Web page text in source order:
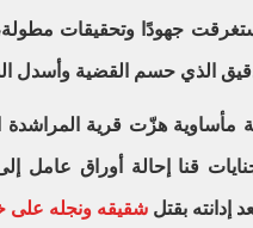
جهودًا وتحقيقات
الذي حسم القضية وأسدل
مأساوية هزّت قرية المراشدة
قنا إحالة أوراق عامل
إدانته بقتل شقيقه ونجله على